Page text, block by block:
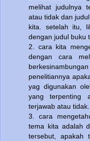
melihat judulnya
atau tidak dan
kita. setelah itu,
dengan judul buku
2. cara kita
dengan cara
penelitiannya
yag digunakan
yang terpenting
terjawab atau tidak.
3. cara
tema kita adalah
tersebut, apakah